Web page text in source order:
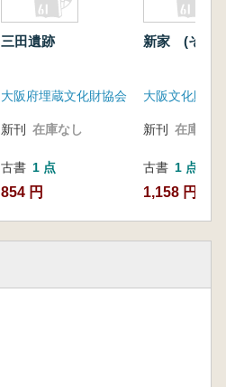
三田遺跡
大阪府埋蔵文化財協会
新刊 在庫なし
古書 1 点
854 円
新家 (その1)
大阪文化財セ
新刊 在庫なし
古書 1 点
1,158 円